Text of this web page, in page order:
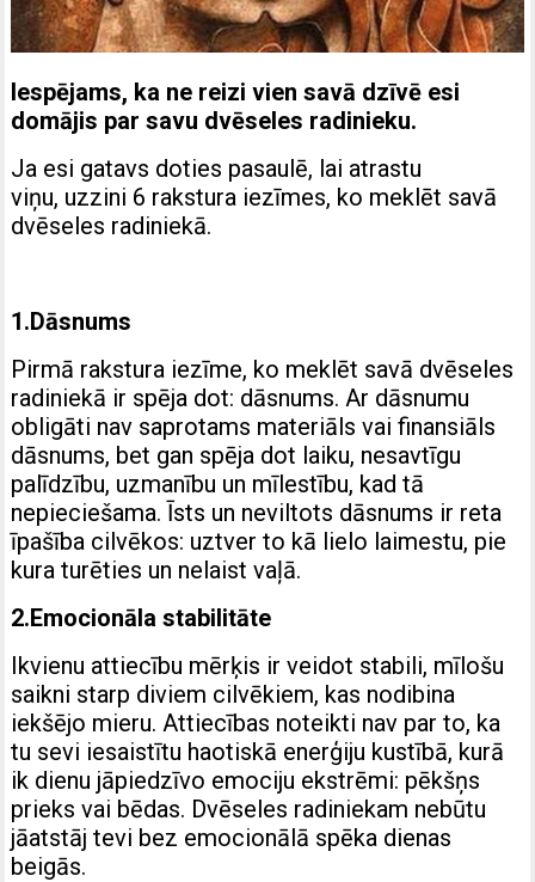
Iespējams, ka ne reizi vien savā dzīvē esi
domājis par savu dvēseles radinieku.
Ja esi gatavs doties pasaulē, lai atrastu
viņu, uzzini 6 rakstura iezīmes, ko meklēt savā
dvēseles radiniekā.
1.Dāsnums
Pirmā rakstura iezīme, ko meklēt savā dvēseles
radiniekā ir spēja dot: dāsnums. Ar dāsnumu
obligāti nav saprotams materiāls vai finansiāls
dāsnums, bet gan spēja dot laiku, nesavtīgu
palīdzību, uzmanību un mīlestību, kad tā
nepieciešama. Īsts un neviltots dāsnums ir reta
īpašība cilvēkos: uztver to kā lielo laimestu, pie
kura turēties un nelaist vaļā.
2.Emocionāla stabilitāte
Ikvienu attiecību mērķis ir veidot stabili, mīlošu
saikni starp diviem cilvēkiem, kas nodibina
iekšējo mieru. Attiecības noteikti nav par to, ka
tu sevi iesaistītu haotiskā enerģiju kustībā, kurā
ik dienu jāpiedzīvo emociju ekstrēmi: pēkšņs
prieks vai bēdas. Dvēseles radiniekam nebūtu
jāatstāj tevi bez emocionālā spēka dienas
beigās.